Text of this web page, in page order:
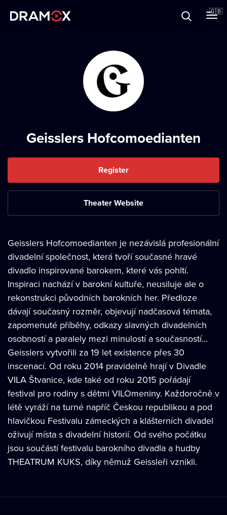
🇬🇧
Geisslers Hofcomoedianten
Register
Theater Website
Geisslers Hofcomoedianten je nezávislá profesionální
divadelní společnost, která tvoří současné hravé
divadlo inspirované barokem, které vás pohltí.
Inspiraci nachází v barokní kultuře, neusiluje ale o
rekonstrukci původních barokních her. Předloze
dávají současný rozměr, objevují nadčasová témata,
zapomenuté příběhy, odkazy slavných divadelních
osobností a paralely mezi minulostí a současností...
Geisslers vytvořili za 19 let existence přes 30
inscenací. Od roku 2014 pravidelně hrají v Divadle
VILA Štvanice, kde také od roku 2015 pořádají
festival pro rodiny s dětmi VILOmeniny. Každoročně v
létě vyráží na turné napříč Českou republikou a pod
hlavičkou Festivalu zámeckých a klášterních divadel
oživují místa s divadelní historií. Od svého počátku
jsou součástí festivalu barokního divadla a hudby
THEATRUM KUKS, díky němuž Geissleři vznikli.